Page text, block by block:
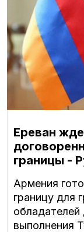
Ереван
границы -
Армения
границу для
выполнения